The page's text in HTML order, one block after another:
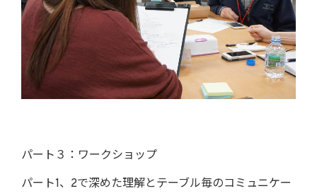
パート３：ワークショップ
パート1、2で深めた理解とテーブル毎のコミュニケー